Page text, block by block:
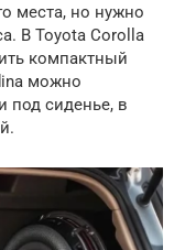
места, но нужно
В Toyota Corolla
компактный
можно
под сиденье, в